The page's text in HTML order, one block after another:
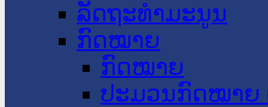
ລັດຖະທໍາມະນູນ
ກົດໝາຍ
ກົດໝາຍ
ປະມວນກົດໝາຍ